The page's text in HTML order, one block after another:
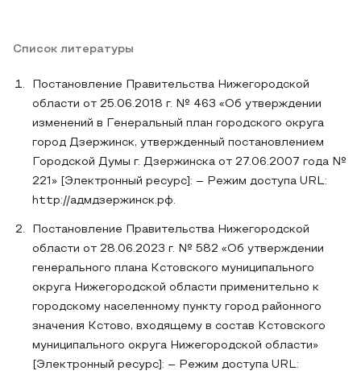
Список литературы
Постановление Правительства Нижегородской
области от 25.06.2018 г. № 463 «Об утверждении
изменений в Генеральный план городского округа
город Дзержинск, утвержденный постановлением
Городской Думы г. Дзержинска от 27.06.2007 года №
221» [Электронный ресурс]: – Режим доступа URL:
http://адмдзержинск.рф.
Постановление Правительства Нижегородской
области от 28.06.2023 г. № 582 «Об утверждении
генерального плана Кстовского муниципального
округа Нижегородской области применительно к
городскому населенному пункту город районного
значения Кстово, входящему в состав Кстовского
муниципального округа Нижегородской области»
[Электронный ресурс]: – Режим доступа URL: